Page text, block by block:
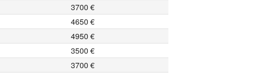
3700 €
4650 €
4950 €
3500 €
3700 €